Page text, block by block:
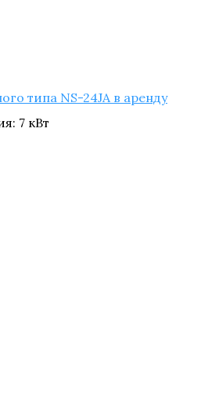
типа NS-24JA в аренду
: 7 кВт